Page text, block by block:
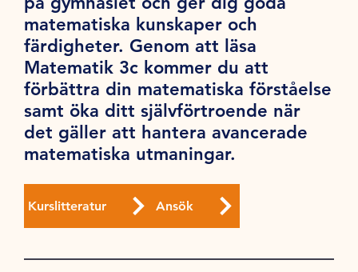
matematiska kunskaper och
färdigheter. Genom att läsa
Matematik 3c kommer du att
förbättra din matematiska förståelse
samt öka ditt självförtroende när
det gäller att hantera avancerade
matematiska utmaningar.
Kurslitteratur Ansök